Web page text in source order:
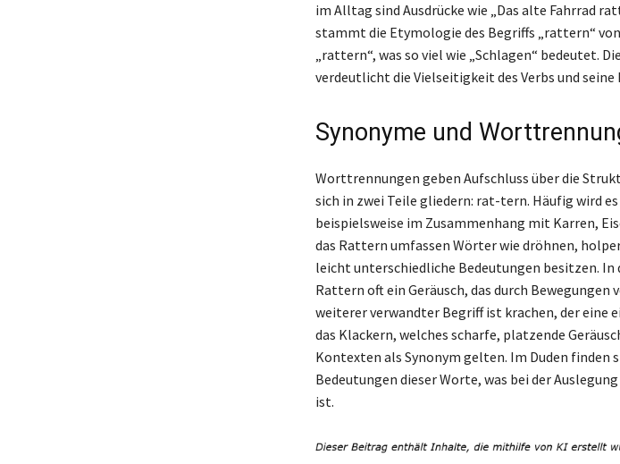
im Alltag sind Ausdrücke wie „Das alte Fahrrad
stammt die Etymologie des Begriffs „rattern“
„rattern“, was so viel wie „Schlagen“ bedeutet.
verdeutlicht die Vielseitigkeit des Verbs und
Synonyme und
Worttrennungen geben Aufschluss über die
sich in zwei Teile gliedern: rat-tern. Häufig wird
beispielsweise im Zusammenhang mit Karren,
das Rattern umfassen Wörter wie dröhnen,
leicht unterschiedliche Bedeutungen besitzen.
Rattern oft ein Geräusch, das durch
weiterer verwandter Begriff ist krachen, der eine
das Klackern, welches scharfe, platzende
Kontexten als Synonym gelten. Im Duden finden
Bedeutungen dieser Worte, was bei der
ist.